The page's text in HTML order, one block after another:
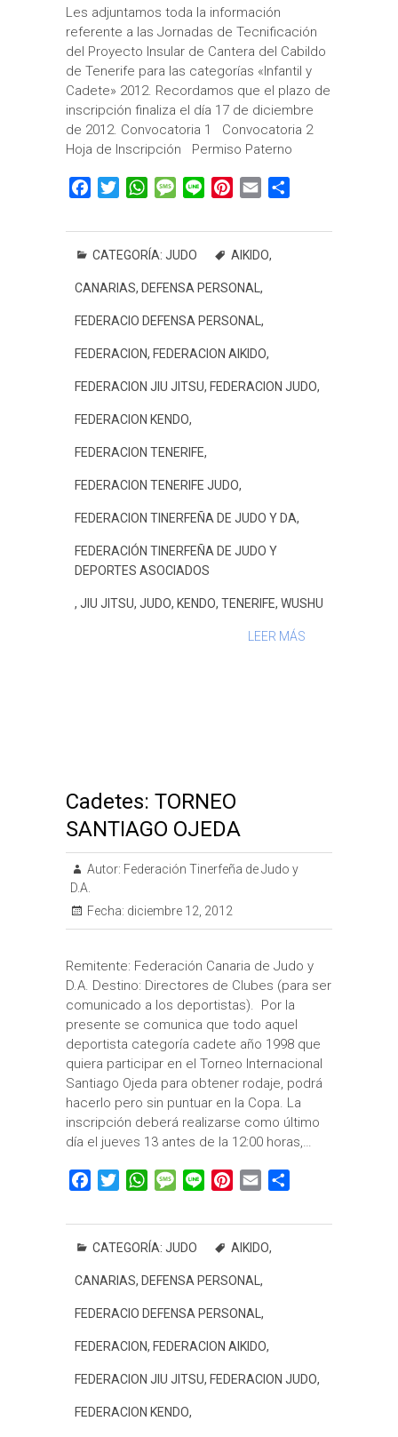
Les adjuntamos toda la información
referente a las Jornadas de Tecnificación
del Proyecto Insular de Cantera del Cabildo
de Tenerife para las categorías «Infantil y
Cadete» 2012. Recordamos que el plazo de
inscripción finaliza el día 17 de diciembre
de 2012. Convocatoria 1 Convocatoria 2
Hoja de Inscripción Permiso Paterno
c
e
o
o
i
t
e
r
W
a
t
A
p
M
s
s
g
e
n
n
t
r
e
t
a
i
m
CATEGORÍA: JUDO AIKIDO,
CANARIAS, DEFENSA PERSONAL,
FEDERACIO DEFENSA PERSONAL,
FEDERACION, FEDERACION AIKIDO,
FEDERACION JIU JITSU, FEDERACION JUDO,
FEDERACION KENDO,
FEDERACION TENERIFE,
FEDERACION TENERIFE JUDO,
FEDERACION TINERFEÑA DE JUDO Y DA,
FEDERACIÓN TINERFEÑA DE JUDO Y
DEPORTES ASOCIADOS
, JIU JITSU, JUDO, KENDO, TENERIFE, WUSHU
LEER MÁS
Cadetes: TORNEO
SANTIAGO OJEDA
Autor: Federación Tinerfeña de Judo y
D.A.
Fecha: diciembre 12, 2012
Remitente: Federación Canaria de Judo y
D.A. Destino: Directores de Clubes (para ser
comunicado a los deportistas). Por la
presente se comunica que todo aquel
deportista categoría cadete año 1998 que
quiera participar en el Torneo Internacional
Santiago Ojeda para obtener rodaje, podrá
hacerlo pero sin puntuar en la Copa. La
inscripción deberá realizarse como último
día el jueves 13 antes de la 12:00 horas,…
c
e
o
o
i
t
e
r
W
a
t
A
p
M
s
s
g
e
n
n
t
r
e
t
a
i
m
CATEGORÍA: JUDO AIKIDO,
CANARIAS, DEFENSA PERSONAL,
FEDERACIO DEFENSA PERSONAL,
FEDERACION, FEDERACION AIKIDO,
FEDERACION JIU JITSU, FEDERACION JUDO,
FEDERACION KENDO,